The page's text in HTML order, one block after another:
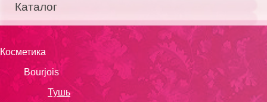
Каталог
Косметика
Bourjois
Тушь